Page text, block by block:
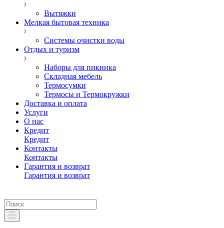
Вытяжки
Мелкая бытовая техника
Системы очистки воды
Отдых и туризм
Наборы для пикника
Складная мебель
Термосумки
Термосы и Термокружки
Доставка и оплата
Услуги
О нас
Кредит
Кредит
Контакты
Контакты
Гарантия и возврат
Гарантия и возврат